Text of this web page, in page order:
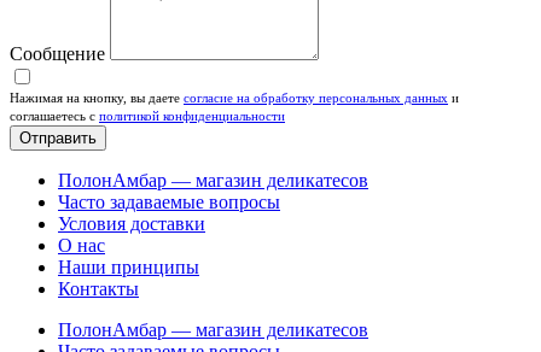
Сообщение
Нажимая на кнопку, вы даете согласие на обработку персональных данных и
соглашаетесь c политикой конфиденциальности
Отправить
ПолонАмбар — магазин деликатесов
Часто задаваемые вопросы
Условия доставки
О нас
Наши принципы
Контакты
ПолонАмбар — магазин деликатесов